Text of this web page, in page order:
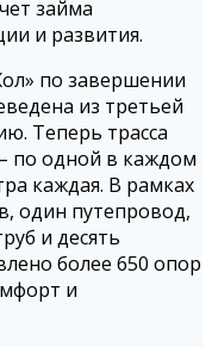
займа
и развития.
по завершении
из третьей
Теперь трасса
по одной в каждом
каждая. В рамках
один путепровод,
и десять
более 650 опор
и